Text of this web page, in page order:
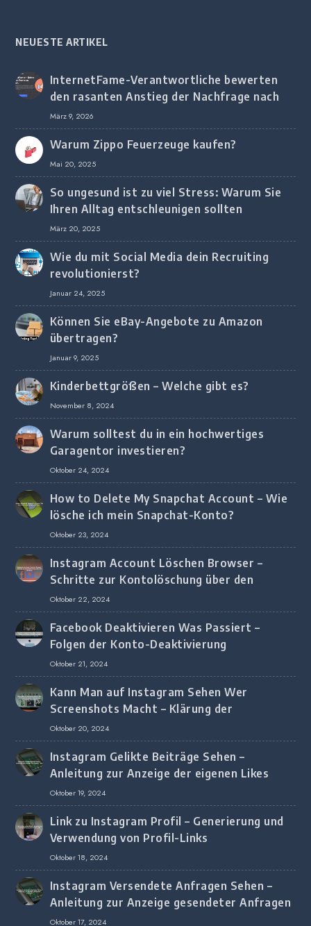
NEUESTE ARTIKEL
InternetFame-Verantwortliche bewerten
den rasanten Anstieg der Nachfrage nach
digitalem Marketing bei deutschen
Unternehmen
März 9, 2026
Warum Zippo Feuerzeuge kaufen?
Mai 20, 2025
So ungesund ist zu viel Stress: Warum Sie
Ihren Alltag entschleunigen sollten
März 20, 2025
Wie du mit Social Media dein Recruiting
revolutionierst?
Januar 24, 2025
Können Sie eBay-Angebote zu Amazon
übertragen?
Januar 9, 2025
Kinderbettgrößen – Welche gibt es?
November 8, 2024
Warum solltest du in ein hochwertiges
Garagentor investieren?
Oktober 24, 2024
How to Delete My Snapchat Account – Wie
lösche ich mein Snapchat-Konto?
Oktober 23, 2024
Instagram Account Löschen Browser –
Schritte zur Kontolöschung über den
Browser
Oktober 22, 2024
Facebook Deaktivieren Was Passiert –
Folgen der Konto-Deaktivierung
Oktober 21, 2024
Kann Man auf Instagram Sehen Wer
Screenshots Macht – Klärung der
Screenshot-Erkennung
Oktober 20, 2024
Instagram Gelikte Beiträge Sehen –
Anleitung zur Anzeige der eigenen Likes
Oktober 19, 2024
Link zu Instagram Profil – Generierung und
Verwendung von Profil-Links
Oktober 18, 2024
Instagram Versendete Anfragen Sehen –
Anleitung zur Anzeige gesendeter Anfragen
Oktober 17, 2024